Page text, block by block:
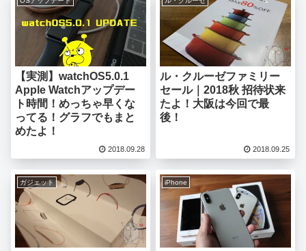
【実測】watchOS5.0.1
Apple Watchアップデー
ト時間！めっちゃ早くな
ってる！グラフでもまと
めたよ！
2018.09.28
ル・クルーゼファミリー
セール｜2018秋 招待状来
たよ！大阪は今回で最
後！
2018.09.25
ガジェット iPhone